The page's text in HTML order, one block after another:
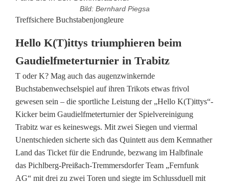
Bild: Bernhard Piegsa
H
e
l
l
o
K
(
T
)
Treffsichere Buchstabenjongleure
Hello K(T)ittys triumphieren beim
Gaudielfmeterturnier in Trabitz
T oder K? Mag auch das augenzwinkernde
Buchstabenwechselspiel auf ihren Trikots etwas frivol
gewesen sein – die sportliche Leistung der „Hello K(T)ittys“-
Kicker beim Gaudielfmeterturnier der Spielvereinigung
Trabitz war es keineswegs. Mit zwei Siegen und viermal
Unentschieden sicherte sich das Quintett aus dem Kemnather
Land das Ticket für die Endrunde, bezwang im Halbfinale
das Pichlberg-Preißach-Tremmersdorfer Team „Fernfunk
AG“ mit drei zu zwei Toren und siegte im Schlussduell mit